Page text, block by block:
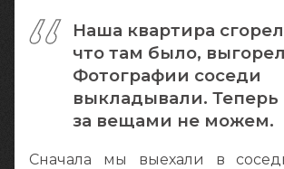
Наша квартира
что там было,
Фотографии соседи
выкладывали. Теперь
за вещами не можем.
Сначала мы выехали в